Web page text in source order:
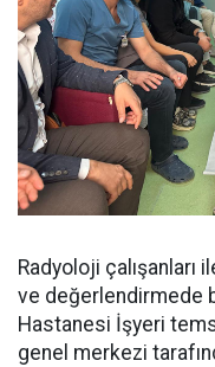
Radyoloji çalışanları
ve değerlendirmede
Hastanesi İşyeri
genel merkezi